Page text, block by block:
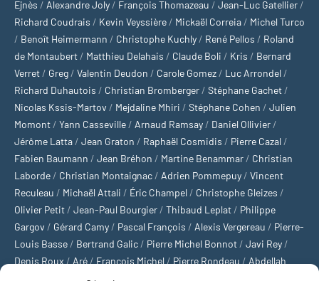
Ejnès / Alexandre Joly / François Thomazeau / Jean-Luc Gatellier /
Richard Coudrais / Kevin Veyssière / Mickaël Correia / Michel Turco
/ Benoît Heimermann / Christophe Kuchly / René Pellos / Roland
de Montaubert / Matthieu Delahais / Claude Boli / Kris / Bernard
Verret / Greg / Valentin Deudon / Carole Gomez / Luc Arrondel /
Richard Duhautois / Christian Bromberger / Stéphane Gachet /
Nicolas Kssis-Martov / Mejdaline Mhiri / Stéphane Cohen / Julien
Momont / Yann Casseville / Arnaud Ramsay / Daniel Ollivier /
Jérôme Latta / Jean Graton / Raphaël Cosmidis / Pierre Cazal /
Fabien Baumann / Jean Bréhon / Martine Benammar / Christian
Laborde / Christian Montaignac / Adrien Pommepuy / Vincent
Reculeau / Michaël Attali / Éric Champel / Christophe Gleizes /
Olivier Petit / Jean-Paul Bourgier / Thibaud Leplat / Philippe
Gargov / Gérard Camy / Pascal François / Alexis Vergereau / Pierre-
Louis Basse / Bertrand Galic / Pierre Michel Bonnot / Javi Rey /
Denis Roux / Aré / François Michel / Pierre Rondeau / Abdellah
Michaël Delépine